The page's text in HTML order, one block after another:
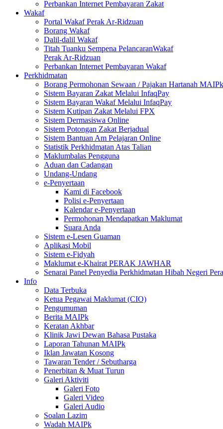
Perbankan Internet Pembayaran Zakat
Wakaf
Portal Wakaf Perak Ar-Ridzuan
Borang Wakaf
Dalil-dalil Wakaf
Titah Tuanku Sempena PelancaranWakaf
Perak Ar-Ridzuan
Perbankan Internet Pembayaran Wakaf
Perkhidmatan
Borang Permohonan Sewaan / Pajakan Hartanah MAIPk
Sistem Bayaran Zakat Melalui InfaqPay
Sistem Bayaran Wakaf Melalui InfaqPay
Sistem Kutipan Zakat Melalui FPX
Sistem Dermasiswa Online
Sistem Potongan Zakat Berjadual
Sistem Bantuan Am Pelajaran Online
Statistik Perkhidmatan Atas Talian
Maklumbalas Pengguna
Aduan dan Cadangan
Undang-Undang
e-Penyertaan
Kami di Facebook
Polisi e-Penyertaan
Kalendar e-Penyertaan
Permohonan Mendapatkan Maklumat
Suara Anda
Sistem e-Lesen Guaman
Aplikasi Mobil
Sistem e-Fidyah
Maklumat e-Khairat PERAK JAWHAR
Senarai Panel Penyedia Perkhidmatan Hibah Negeri
Info
Data Terbuka
Ketua Pegawai Maklumat (CIO)
Pengumuman
Berita MAIPk
Keratan Akhbar
Klinik Jawi Dewan Bahasa Pustaka
Laporan Tahunan MAIPk
Iklan Jawatan Kosong
Tawaran Tender / Sebutharga
Penerbitan & Muat Turun
Galeri Aktiviti
Galeri Foto
Galeri Video
Galeri Audio
Soalan Lazim
Wadah MAIPk